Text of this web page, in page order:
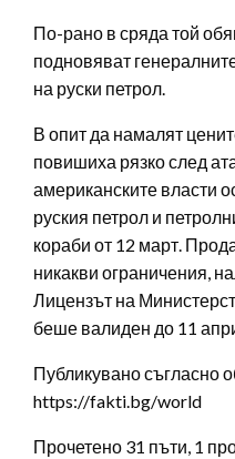
По-рано в сряда той
подновяват
на руски петрол.
В опит да намалят
повишиха рязко след
американските власти
руския петрол и
кораби от 12 март.
никакви ограничения,
Лицензът на
беше валиден до 11
Публикувано съгласно
https://fakti.bg/world
Прочетено 31 пъти, 1